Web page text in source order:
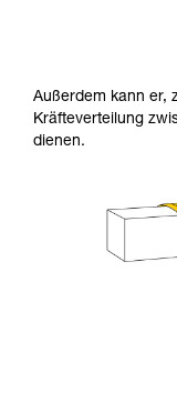
Außerdem kann er,
Kräfteverteilung
dienen.